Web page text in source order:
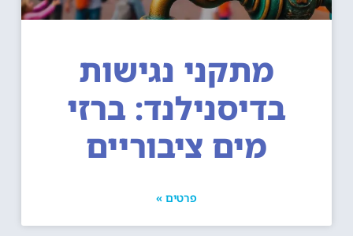
מתקני נגישות
בדיסנילנד: ברזי
מים ציבוריים
פרטים »